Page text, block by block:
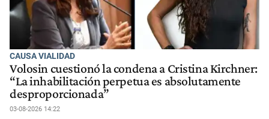
CAUSA VIALIDAD
Volosin cuestionó la condena a Cristina Kirchner:
“La inhabilitación perpetua es absolutamente
desproporcionada”
03-08-2026 14:22